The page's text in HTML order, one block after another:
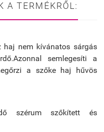
A TERMÉKRŐL:
haj nem kívánatos sárgás
semlegesíti a
a szőke haj hűvös
szérum szőkített és